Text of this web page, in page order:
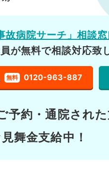
故病院サーチ」相談窓
が無料で相談対応致
無料 0120-963-887
予約・通院され
舞金支給中！